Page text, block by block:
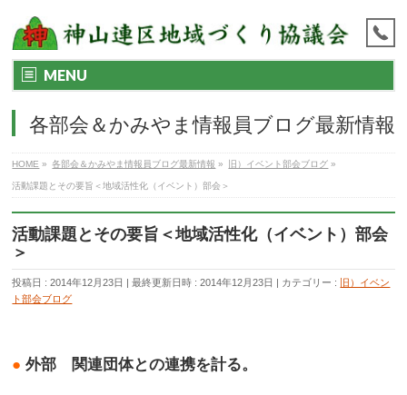
MENU
各部会＆かみやま情報員ブログ最新情報
HOME » 各部会＆かみやま情報員ブログ最新情報 » 旧）イベント部会ブログ »
活動課題とその要旨＜地域活性化（イベント）部会＞
活動課題とその要旨＜地域活性化（イベント）部会
＞
投稿日 : 2014年12月23日 最終更新日時 : 2014年12月23日 カテゴリー :
旧）イベン
ト部会ブログ
● 外部 関連団体との連携を計る。